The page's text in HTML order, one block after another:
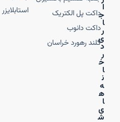
ا
ج
ا
ر
ی
د
ر
خ
ا
ن
ه‌
ه
ا
ی
ش
داکت پل الکتریک
داکت دانوب
گلند رهورد خراسان
استابلایزر